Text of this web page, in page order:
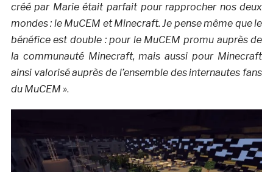
créé par Marie était parfait pour rapprocher nos deux
mondes : le MuCEM et Minecraft. Je pense même que le
bénéfice est double : pour le MuCEM promu auprès de
la communauté Minecraft, mais aussi pour Minecraft
ainsi valorisé auprès de l’ensemble des internautes fans
du MuCEM ».